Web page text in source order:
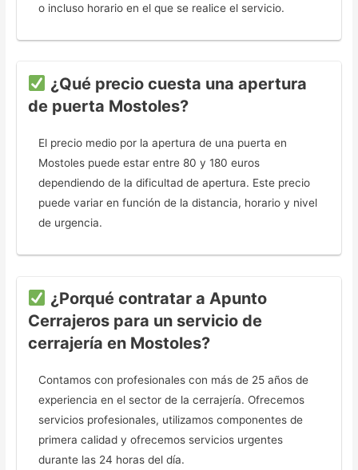
o incluso horario en el que se realice el servicio.
¿Qué precio cuesta una apertura
de puerta Mostoles?
El precio medio por la apertura de una puerta en
Mostoles puede estar entre 80 y 180 euros
dependiendo de la dificultad de apertura. Este precio
puede variar en función de la distancia, horario y nivel
de urgencia.
¿Porqué contratar a Apunto
Cerrajeros para un servicio de
cerrajería en Mostoles?
Contamos con profesionales con más de 25 años de
experiencia en el sector de la cerrajería. Ofrecemos
servicios profesionales, utilizamos componentes de
primera calidad y ofrecemos servicios urgentes
durante las 24 horas del día.